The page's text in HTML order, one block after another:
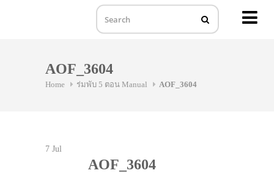
AOF_3604
Home ร่มพับ 5 ตอน Manual AOF_3604
7 Jul
AOF_3604